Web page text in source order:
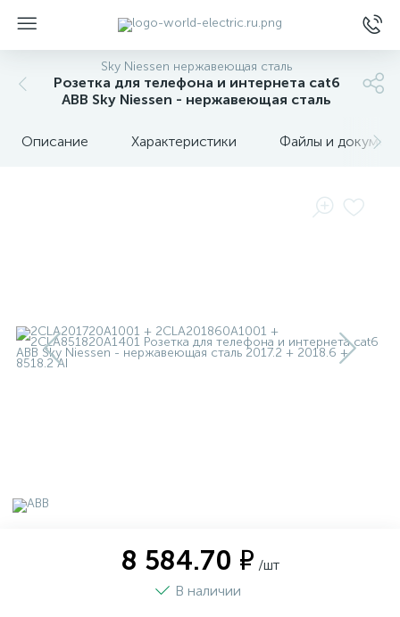
Sky Niessen нержавеющая сталь
Розетка для телефона и интернета cat6
ABB Sky Niessen - нержавеющая сталь
Описание Характеристики Файлы и
8 584.70 ₽ /шт
В наличии